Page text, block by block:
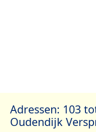
Adressen: 103
Oudendijk